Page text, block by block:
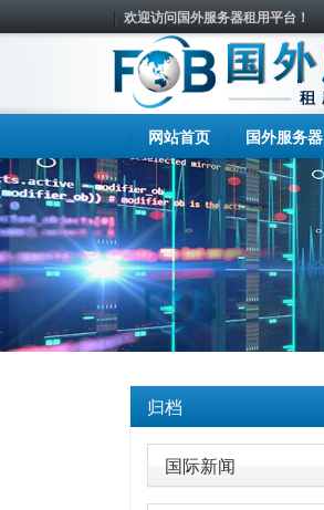
欢迎访问国外服务器租用平台！
网站首页 国外服务器
归档
国际新闻